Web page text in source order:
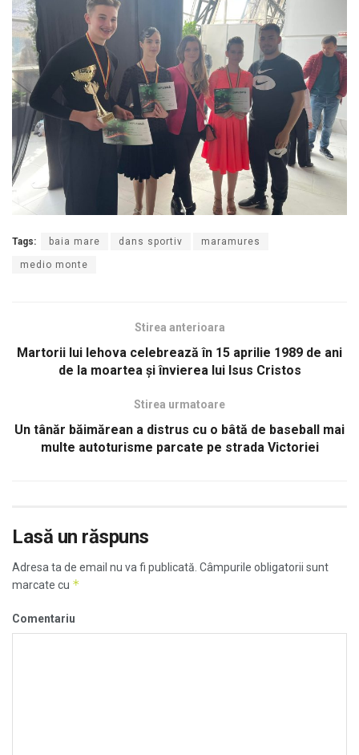
Tags: baia mare dans sportiv maramures
medio monte
Stirea anterioara
Martorii lui Iehova celebrează în 15 aprilie 1989 de ani
de la moartea și învierea lui Isus Cristos
Stirea urmatoare
Un tânăr băimărean a distrus cu o bâtă de baseball mai
multe autoturisme parcate pe strada Victoriei
Lasă un răspuns
Adresa ta de email nu va fi publicată. Câmpurile obligatorii sunt
marcate cu *
Comentariu